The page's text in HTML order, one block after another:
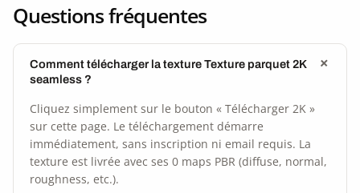
Questions fréquentes
Comment télécharger la texture Texture parquet 2K
seamless ?
Cliquez simplement sur le bouton « Télécharger 2K »
sur cette page. Le téléchargement démarre
immédiatement, sans inscription ni email requis. La
texture est livrée avec ses 0 maps PBR (diffuse, normal,
roughness, etc.).